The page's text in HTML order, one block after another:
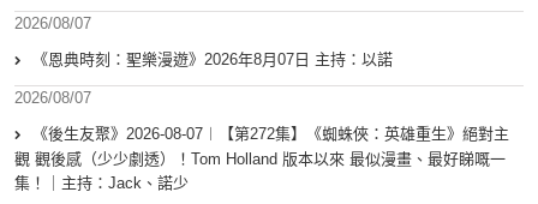
2026/08/07
《恩典時刻：聖樂漫遊》2026年8月07日 主持：以諾
2026/08/07
《後生友聚》2026-08-07︱【第272集】《蜘蛛俠：英雄重生》絕對主
觀 觀後感（少少劇透）！Tom Holland 版本以來 最似漫畫、最好睇嘅一
集！｜主持：Jack、諾少